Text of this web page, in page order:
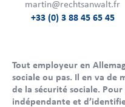
martin@rechtsanwalt.fr
+33 (0) 3 88 45 65 45
Tout employeur en
sociale ou pas. Il en va de
de la sécurité sociale.
indépendante et